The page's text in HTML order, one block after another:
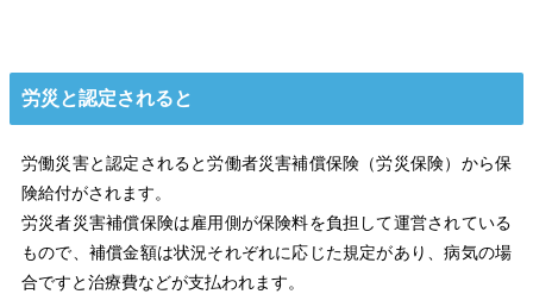
労災と認定されると
労働災害と認定されると労働者災害補償保険（労災保険）から保
険給付がされます。
労災者災害補償保険は雇用側が保険料を負担して運営されている
もので、補償金額は状況それぞれに応じた規定があり、病気の場
合ですと治療費などが支払われます。